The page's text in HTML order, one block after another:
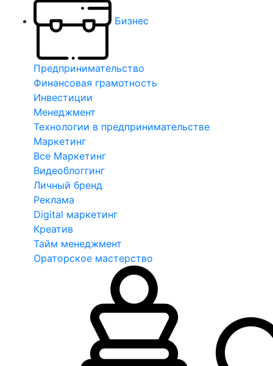
Бизнес
Предпринимательство
Финансовая грамотность
Инвестиции
Менеджмент
Технологии в предпринимательстве
Маркетинг
Все Маркетинг
Видеоблоггинг
Личный бренд
Реклама
Digital маркетинг
Креатив
Тайм менеджмент
Ораторское мастерство